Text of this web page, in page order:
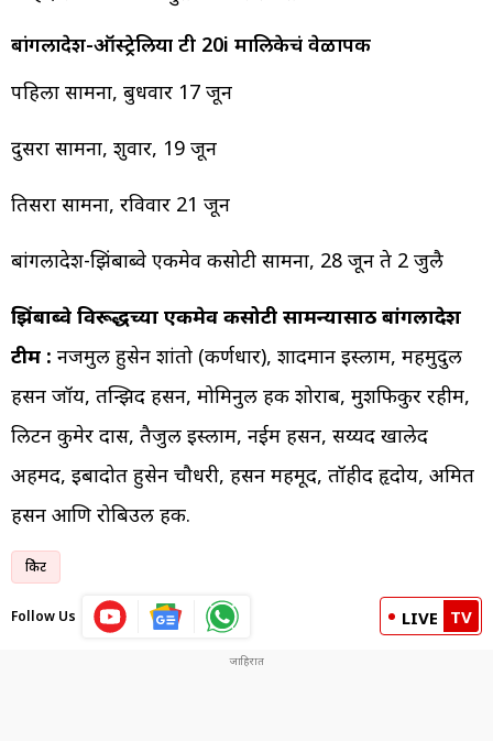
बांगलादेश-ऑस्ट्रेलिया टी 20i मालिकेचं वेळापत्रक
पहिला सामना, बुधवार 17 जून
दुसरा सामना, शुक्रवार, 19 जून
तिसरा सामना, रविवार 21 जून
बांगलादेश-झिंबाब्वे एकमेव कसोटी सामना, 28 जून ते 2 जुलै
झिंबाब्वे विरूद्धच्या एकमेव कसोटी सामन्यासाठी बांगलादेश
टीम : नजमुल हुसेन शांतो (कर्णधार), शादमान इस्लाम, महमुदुल
हसन जॉय, तन्झिद हसन, मोमिनुल हक शोराब, मुशफिकुर रहीम,
लिटन कुमेर दास, तैजुल इस्लाम, नईम हसन, सय्यद खालेद
अहमद, इबादोत हुसेन चौधरी, हसन महमूद, तॉहीद हृदोय, अमित
हसन आणि रोबिउल हक.
क्रिकेट
Follow Us LIVE TV